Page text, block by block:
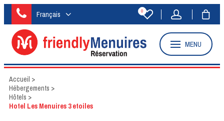
Français 0
MENU
Accueil >
Hébergements >
Hôtels >
Hotel Les Menuires 3 etoiles